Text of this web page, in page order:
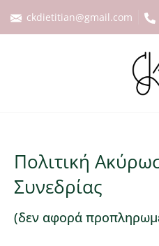
ckdietitian@gmail.com
Πολιτική
Συνεδρίας
(δεν αφορά